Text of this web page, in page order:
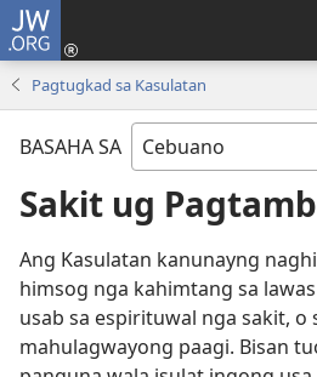
JW.ORG
Pagtugkad sa Kasulatan
BASAHA SA
Sakit ug
Ang Kasulatan kanunayng
himsog nga kahimtang sa
usab sa espirituwal nga sakit, o
mahulagwayong paagi. Bisan